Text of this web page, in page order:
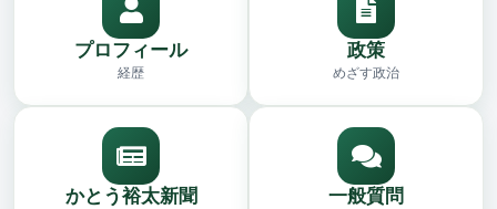
プロフィール
経歴
政策
めざす政治
かとう裕太新聞 一般質問